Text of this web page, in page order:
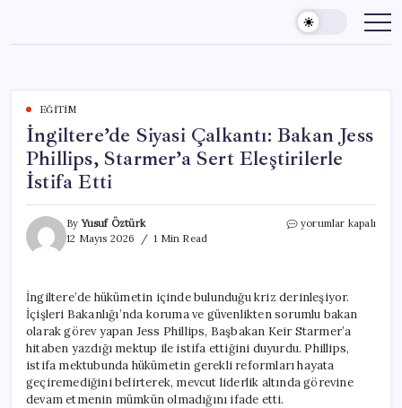
content
EĞITIM
İngiltere’de Siyasi Çalkantı: Bakan Jess
Phillips, Starmer’a Sert Eleştirilerle
İstifa Etti
ByYusuf Öztürk
12 Mayıs 2026
1 Min Read
İngiltere’de
Phillips,
Starmer’a
Sert
Eleştirilerle
İstifa
Etti
için
yorumlar kapalı
İngiltere’de hükümetin içinde bulunduğu kriz derinleşiyor.
İçişleri Bakanlığı’nda koruma ve güvenlikten sorumlu bakan
olarak görev yapan Jess Phillips, Başbakan Keir Starmer’a
hitaben yazdığı mektup ile istifa ettiğini duyurdu. Phillips,
istifa mektubunda hükümetin gerekli reformları hayata
geçiremediğini belirterek, mevcut liderlik altında görevine
devam etmenin mümkün olmadığını ifade etti.